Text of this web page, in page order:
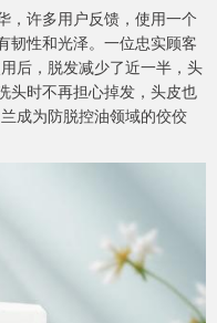
许多用户反馈，使用一个
韧性和光泽。一位忠实顾客
后，脱发减少了近一半，头
头时不再担心掉发，头皮也
成为防脱控油领域的佼佼